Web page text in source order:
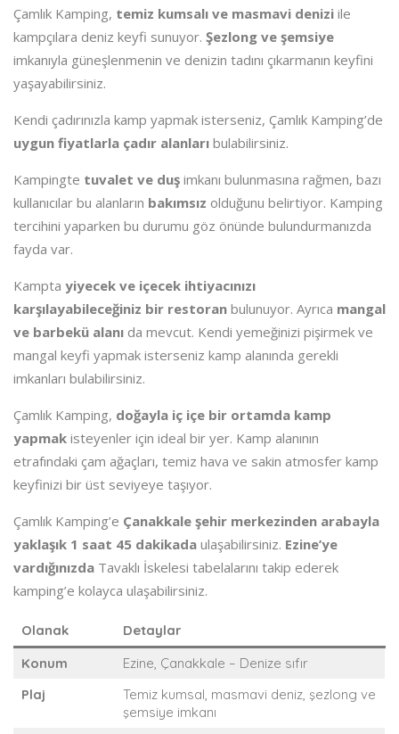
Çamlık Kamping, temiz kumsalı ve masmavi denizi ile
kampçılara deniz keyfi sunuyor. Şezlong ve şemsiye
imkanıyla güneşlenmenin ve denizin tadını çıkarmanın keyfini
yaşayabilirsiniz.
Kendi çadırınızla kamp yapmak isterseniz, Çamlık Kamping’de
uygun fiyatlarla çadır alanları bulabilirsiniz.
Kampingte tuvalet ve duş imkanı bulunmasına rağmen, bazı
kullanıcılar bu alanların bakımsız olduğunu belirtiyor. Kamping
tercihini yaparken bu durumu göz önünde bulundurmanızda
fayda var.
Kampta yiyecek ve içecek ihtiyacınızı
karşılayabileceğiniz bir restoran bulunuyor. Ayrıca mangal
ve barbekü alanı da mevcut. Kendi yemeğinizi pişirmek ve
mangal keyfi yapmak isterseniz kamp alanında gerekli
imkanları bulabilirsiniz.
Çamlık Kamping, doğayla iç içe bir ortamda kamp
yapmak isteyenler için ideal bir yer. Kamp alanının
etrafındaki çam ağaçları, temiz hava ve sakin atmosfer kamp
keyfinizi bir üst seviyeye taşıyor.
Çamlık Kamping’e Çanakkale şehir merkezinden arabayla
yaklaşık 1 saat 45 dakikada ulaşabilirsiniz. Ezine’ye
vardığınızda Tavaklı İskelesi tabelalarını takip ederek
kamping’e kolayca ulaşabilirsiniz.
Olanak
Detaylar
Konum
Ezine, Çanakkale – Denize sıfır
Plaj
Temiz kumsal, masmavi deniz, şezlong ve
şemsiye imkanı